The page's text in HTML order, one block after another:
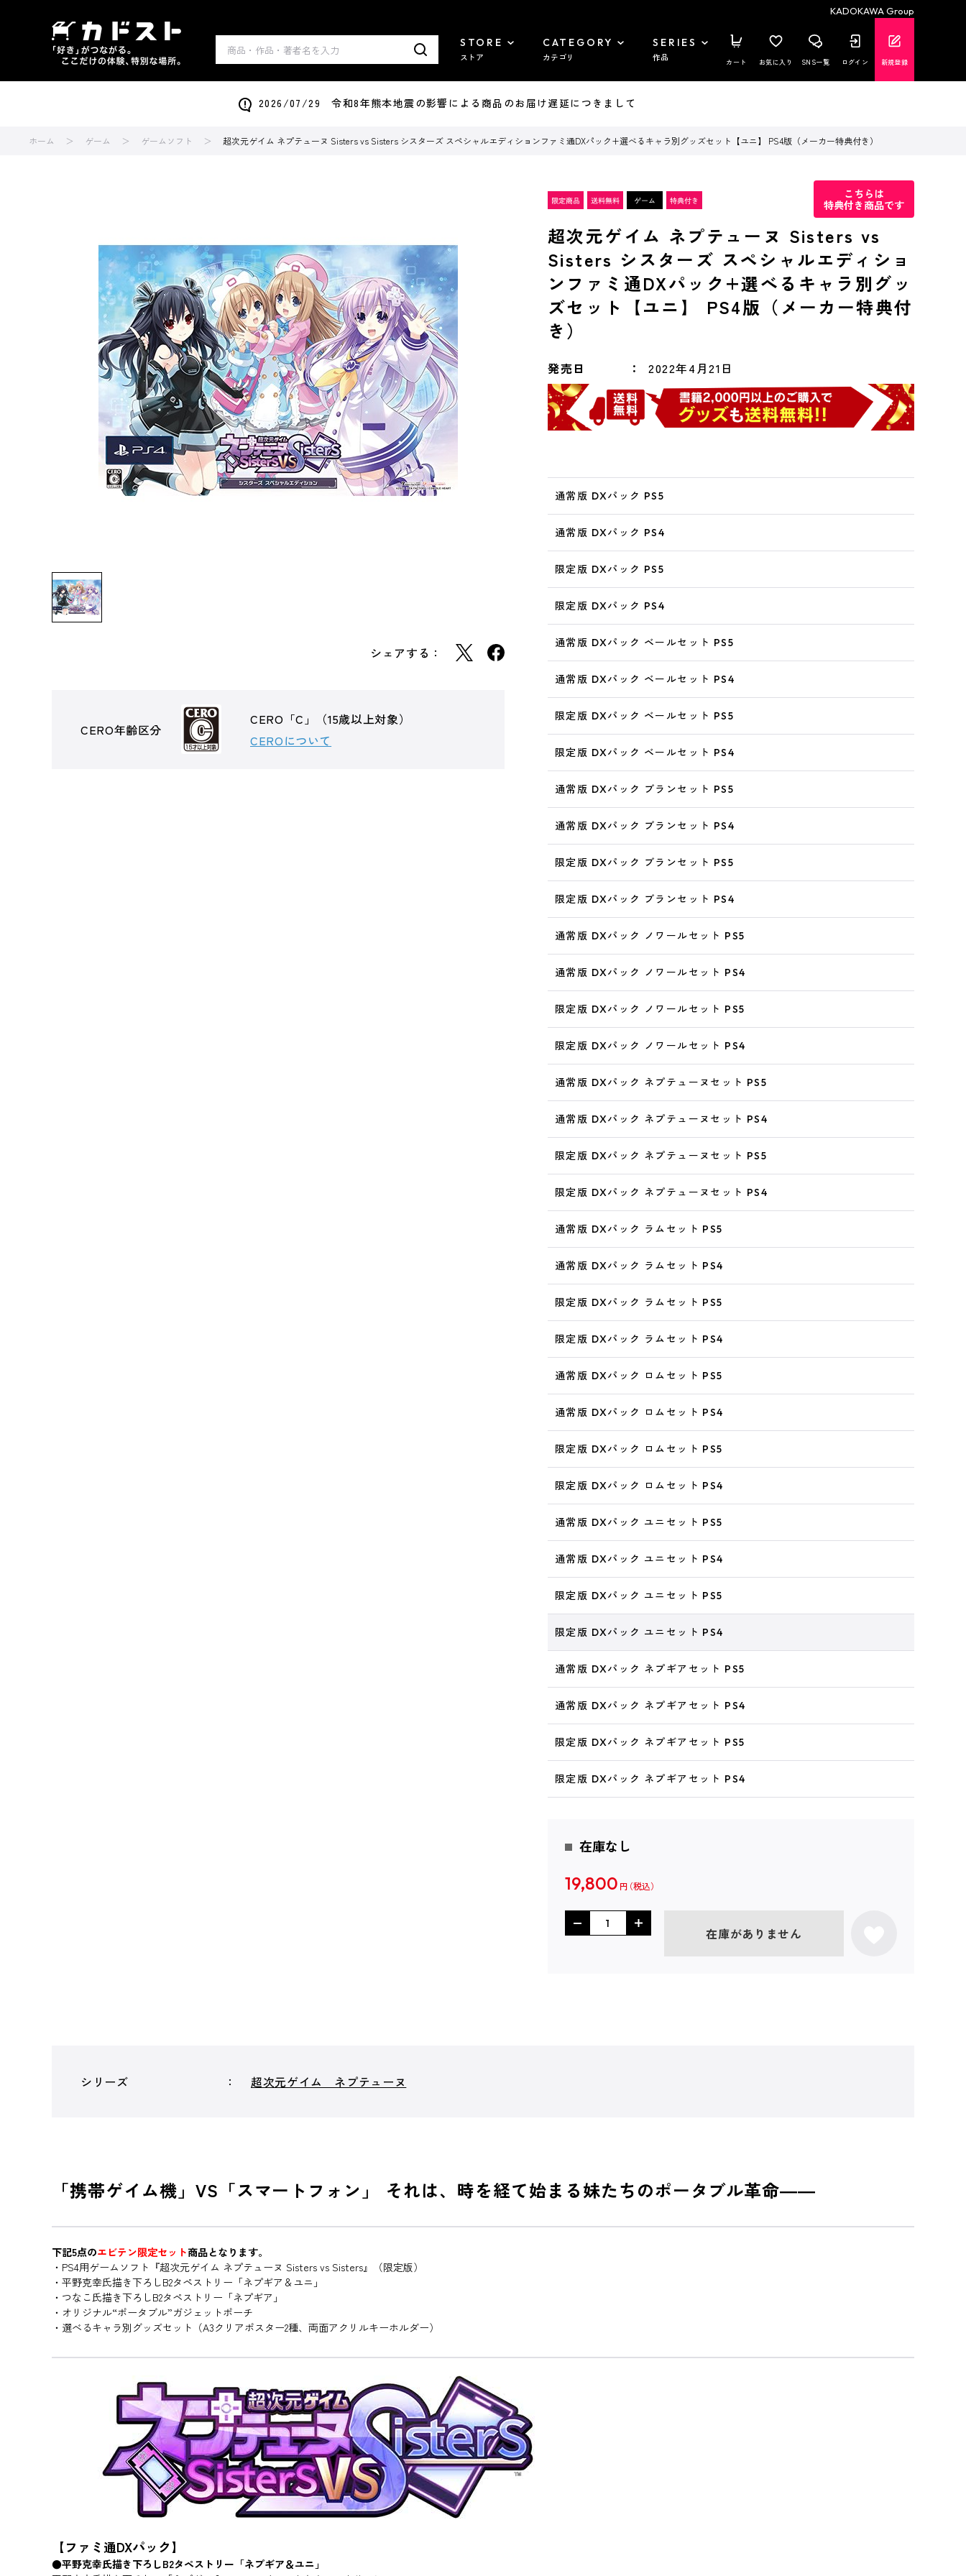
KADOKAWA Group
STORE
ストア
CATEGORY
カテゴリ
SERIES
作品 カート お気に入り SNS一覧 ログイン 新規登録
2026/07/29 令和8年熊本地震の影響による商品のお届け遅延につきまして
ホーム ゲーム ゲームソフト 超次元ゲイム ネプテューヌ Sisters vs Sisters シスターズ スペシャルエディションファミ通DXパック+選べるキャラ別グッズセット【ユニ】 PS4版（メーカー特典付き）
シェアする：
CERO年齢区分
CERO「C」（15歳以上対象）
CEROについて
こちらは
特典付き商品です
超次元ゲイム ネプテューヌ Sisters vs
Sisters シスターズ スペシャルエディショ
ンファミ通DXパック+選べるキャラ別グッ
ズセット【ユニ】 PS4版（メーカー特典付
き）
発売日 2022年4月21日
通常版 DXパック PS5
通常版 DXパック PS4
限定版 DXパック PS5
限定版 DXパック PS4
通常版 DXパック ベールセット PS5
通常版 DXパック ベールセット PS4
限定版 DXパック ベールセット PS5
限定版 DXパック ベールセット PS4
通常版 DXパック ブランセット PS5
通常版 DXパック ブランセット PS4
限定版 DXパック ブランセット PS5
限定版 DXパック ブランセット PS4
通常版 DXパック ノワールセット PS5
通常版 DXパック ノワールセット PS4
限定版 DXパック ノワールセット PS5
限定版 DXパック ノワールセット PS4
通常版 DXパック ネプテューヌセット PS5
通常版 DXパック ネプテューヌセット PS4
限定版 DXパック ネプテューヌセット PS5
限定版 DXパック ネプテューヌセット PS4
通常版 DXパック ラムセット PS5
通常版 DXパック ラムセット PS4
限定版 DXパック ラムセット PS5
限定版 DXパック ラムセット PS4
通常版 DXパック ロムセット PS5
通常版 DXパック ロムセット PS4
限定版 DXパック ロムセット PS5
限定版 DXパック ロムセット PS4
通常版 DXパック ユニセット PS5
通常版 DXパック ユニセット PS4
限定版 DXパック ユニセット PS5
限定版 DXパック ユニセット PS4
通常版 DXパック ネプギアセット PS5
通常版 DXパック ネプギアセット PS4
限定版 DXパック ネプギアセット PS5
限定版 DXパック ネプギアセット PS4
在庫なし
19,800 円
在庫がありません
シリーズ 超次元ゲイム ネプテューヌ
「携帯ゲイム機」VS「スマートフォン」 それは、時を経て始まる妹たちのポータブル革命――
下記5点のエビテン限定セット商品となります。
・PS4用ゲームソフト『超次元ゲイム ネプテューヌ Sisters vs Sisters』（限定版）
・平野克幸氏描き下ろしB2タペストリー「ネプギア＆ユニ」
・つなこ氏描き下ろしB2タペストリー「ネプギア」
・オリジナル“ポータブル”ガジェットポーチ
・選べるキャラ別グッズセット（A3クリアポスター2種、両面アクリルキーホルダー）
【ファミ通DXパック】
●平野克幸氏描き下ろしB2タペストリー「ネプギア＆ユニ」